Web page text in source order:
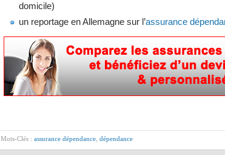
domicile)
un reportage en Allemagne sur l’assurance
Mots-Clés : assurance dépendance dépendance